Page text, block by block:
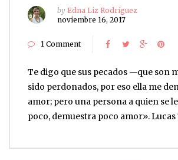
by Edna Liz Rodríguez
noviembre 16, 2017
1 Comment
Te digo que sus pecados —que son
sido perdonados, por eso ella me
amor; pero una persona a quien se